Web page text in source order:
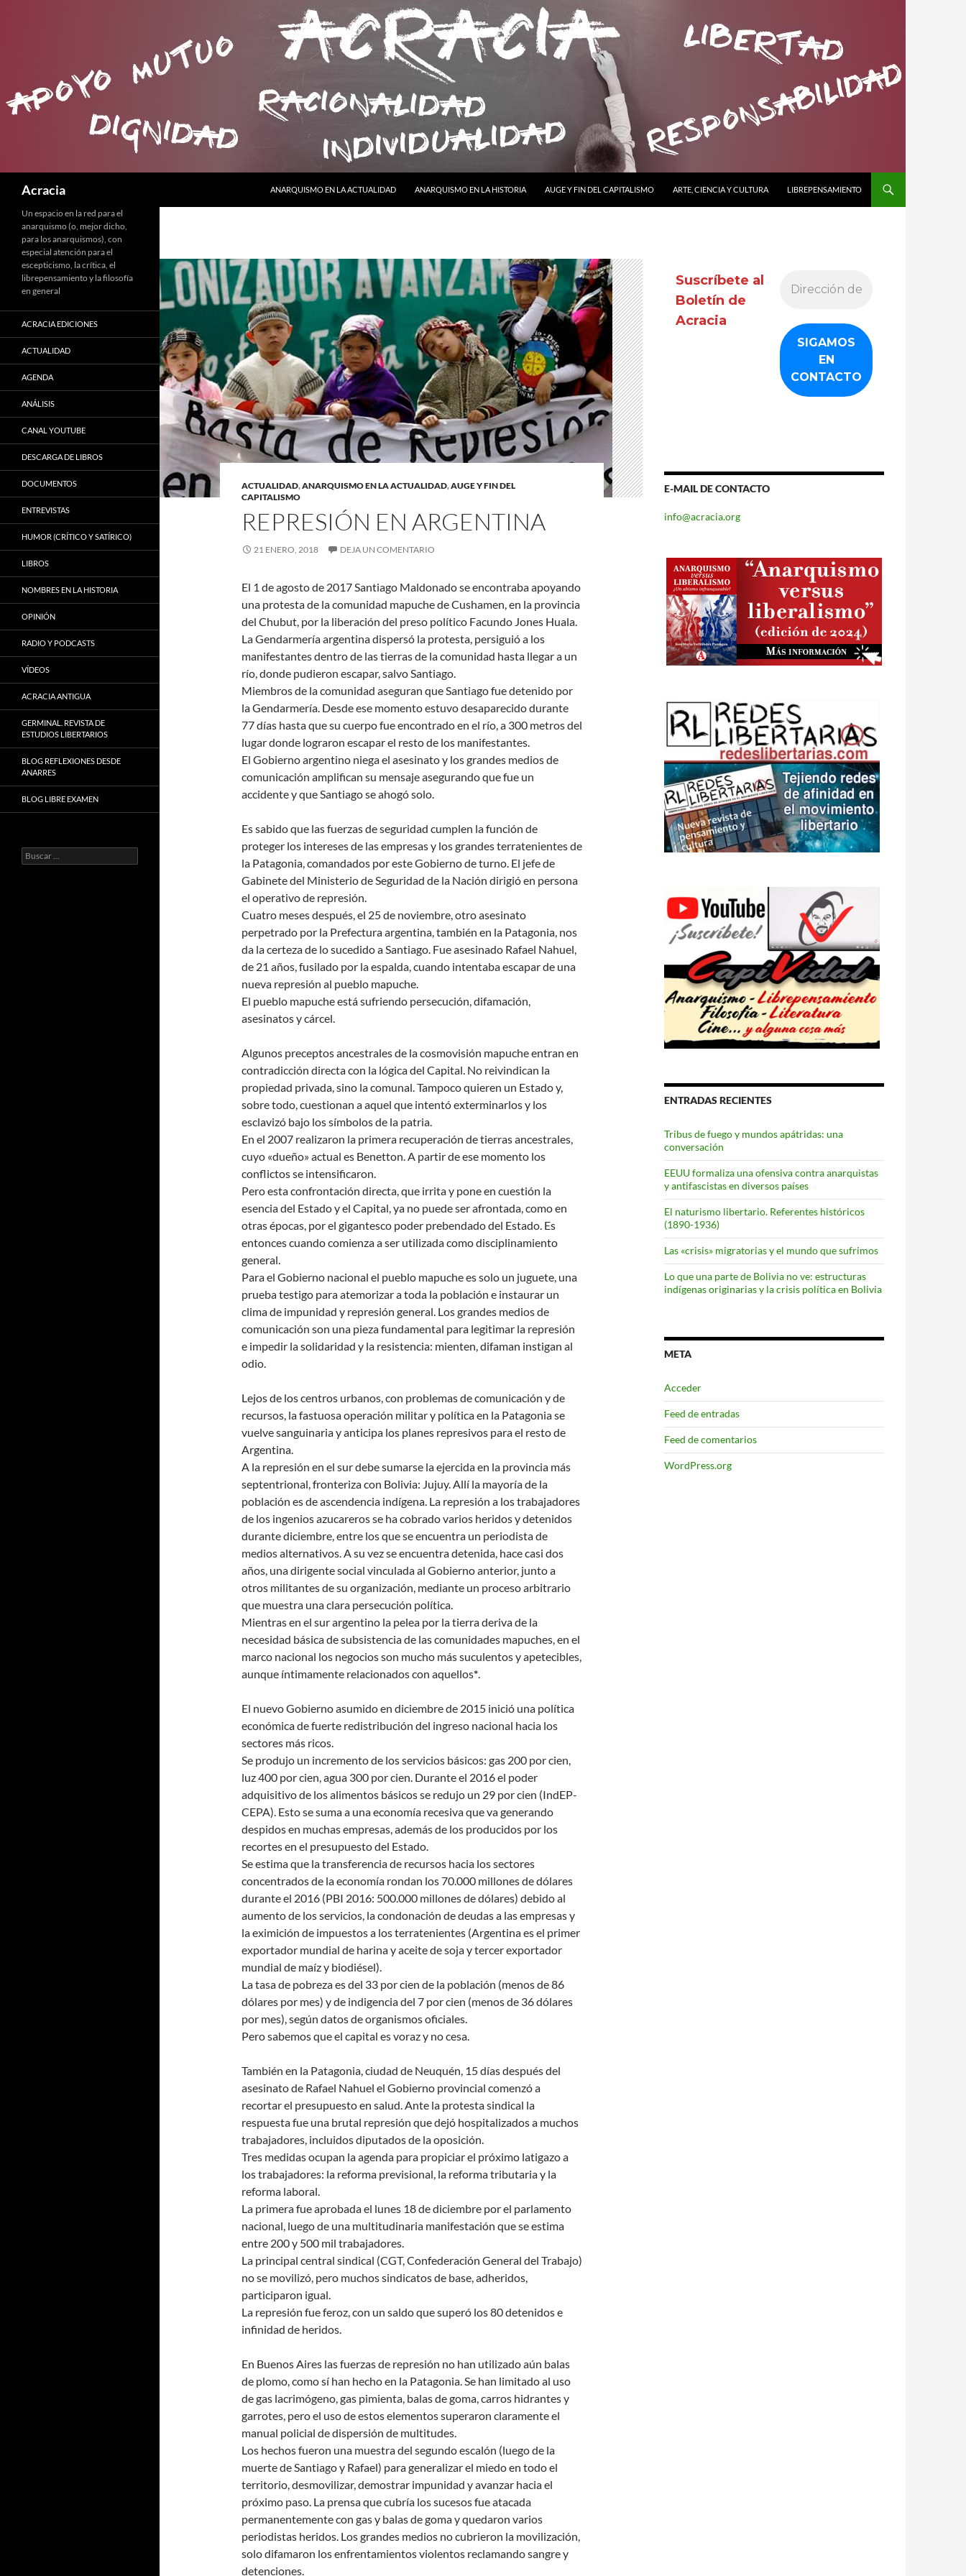
Acracia
ANARQUISMO EN LA ACTUALIDAD
ANARQUISMO EN LA HISTORIA AUGE Y FIN DEL CAPITALISMO ARTE, CIENCIA Y CULTURA LIBREPENSAMIENTO
ACTUALIDAD,ANARQUISMO EN LA ACTUALIDAD,AUGE Y FIN DEL
CAPITALISMO
REPRESIÓN EN ARGENTINA
21 ENERO, 2018 DEJA UN COMENTARIO
El 1 de agosto de 2017 Santiago Maldonado se encontraba apoyando
una protesta de la comunidad mapuche de Cushamen, en la provincia
del Chubut, por la liberación del preso político Facundo Jones Huala.
La Gendarmería argentina dispersó la protesta, persiguió a los
manifestantes dentro de las tierras de la comunidad hasta llegar a un
río, donde pudieron escapar, salvo Santiago.
Miembros de la comunidad aseguran que Santiago fue detenido por
la Gendarmería. Desde ese momento estuvo desaparecido durante
77 días hasta que su cuerpo fue encontrado en el río, a 300 metros del
lugar donde lograron escapar el resto de los manifestantes.
El Gobierno argentino niega el asesinato y los grandes medios de
comunicación amplifican su mensaje asegurando que fue un
accidente y que Santiago se ahogó solo.
Es sabido que las fuerzas de seguridad cumplen la función de
proteger los intereses de las empresas y los grandes terratenientes de
la Patagonia, comandados por este Gobierno de turno. El jefe de
Gabinete del Ministerio de Seguridad de la Nación dirigió en persona
el operativo de represión.
Cuatro meses después, el 25 de noviembre, otro asesinato
perpetrado por la Prefectura argentina, también en la Patagonia, nos
da la certeza de lo sucedido a Santiago. Fue asesinado Rafael Nahuel,
de 21 años, fusilado por la espalda, cuando intentaba escapar de una
nueva represión al pueblo mapuche.
El pueblo mapuche está sufriendo persecución, difamación,
asesinatos y cárcel.
Algunos preceptos ancestrales de la cosmovisión mapuche entran en
contradicción directa con la lógica del Capital. No reivindican la
propiedad privada, sino la comunal. Tampoco quieren un Estado y,
sobre todo, cuestionan a aquel que intentó exterminarlos y los
esclavizó bajo los símbolos de la patria.
En el 2007 realizaron la primera recuperación de tierras ancestrales,
cuyo «dueño» actual es Benetton. A partir de ese momento los
conflictos se intensificaron.
Pero esta confrontación directa, que irrita y pone en cuestión la
esencia del Estado y el Capital, ya no puede ser afrontada, como en
otras épocas, por el gigantesco poder prebendado del Estado. Es
entonces cuando comienza a ser utilizada como disciplinamiento
general.
Para el Gobierno nacional el pueblo mapuche es solo un juguete, una
prueba testigo para atemorizar a toda la población e instaurar un
clima de impunidad y represión general. Los grandes medios de
comunicación son una pieza fundamental para legitimar la represión
e impedir la solidaridad y la resistencia: mienten, difaman instigan al
odio.
Lejos de los centros urbanos, con problemas de comunicación y de
recursos, la fastuosa operación militar y política en la Patagonia se
vuelve sanguinaria y anticipa los planes represivos para el resto de
Argentina.
A la represión en el sur debe sumarse la ejercida en la provincia más
septentrional, fronteriza con Bolivia: Jujuy. Allí la mayoría de la
población es de ascendencia indígena. La represión a los trabajadores
de los ingenios azucareros se ha cobrado varios heridos y detenidos
durante diciembre, entre los que se encuentra un periodista de
medios alternativos. A su vez se encuentra detenida, hace casi dos
años, una dirigente social vinculada al Gobierno anterior, junto a
otros militantes de su organización, mediante un proceso arbitrario
que muestra una clara persecución política.
Mientras en el sur argentino la pelea por la tierra deriva de la
necesidad básica de subsistencia de las comunidades mapuches, en el
marco nacional los negocios son mucho más suculentos y apetecibles,
aunque íntimamente relacionados con aquellos*.
El nuevo Gobierno asumido en diciembre de 2015 inició una política
económica de fuerte redistribución del ingreso nacional hacia los
sectores más ricos.
Se produjo un incremento de los servicios básicos: gas 200 por cien,
luz 400 por cien, agua 300 por cien. Durante el 2016 el poder
adquisitivo de los alimentos básicos se redujo un 29 por cien (IndEP-
CEPA). Esto se suma a una economía recesiva que va generando
despidos en muchas empresas, además de los producidos por los
recortes en el presupuesto del Estado.
Se estima que la transferencia de recursos hacia los sectores
concentrados de la economía rondan los 70.000 millones de dólares
durante el 2016 (PBI 2016: 500.000 millones de dólares) debido al
aumento de los servicios, la condonación de deudas a las empresas y
la eximición de impuestos a los terratenientes (Argentina es el primer
exportador mundial de harina y aceite de soja y tercer exportador
mundial de maíz y biodiésel).
La tasa de pobreza es del 33 por cien de la población (menos de 86
dólares por mes) y de indigencia del 7 por cien (menos de 36 dólares
por mes), según datos de organismos oficiales.
Pero sabemos que el capital es voraz y no cesa.
También en la Patagonia, ciudad de Neuquén, 15 días después del
asesinato de Rafael Nahuel el Gobierno provincial comenzó a
recortar el presupuesto en salud. Ante la protesta sindical la
respuesta fue una brutal represión que dejó hospitalizados a muchos
trabajadores, incluidos diputados de la oposición.
Tres medidas ocupan la agenda para propiciar el próximo latigazo a
los trabajadores: la reforma previsional, la reforma tributaria y la
reforma laboral.
La primera fue aprobada el lunes 18 de diciembre por el parlamento
nacional, luego de una multitudinaria manifestación que se estima
entre 200 y 500 mil trabajadores.
La principal central sindical (CGT, Confederación General del Trabajo)
no se movilizó, pero muchos sindicatos de base, adheridos,
participaron igual.
La represión fue feroz, con un saldo que superó los 80 detenidos e
infinidad de heridos.
En Buenos Aires las fuerzas de represión no han utilizado aún balas
de plomo, como sí han hecho en la Patagonia. Se han limitado al uso
de gas lacrimógeno, gas pimienta, balas de goma, carros hidrantes y
garrotes, pero el uso de estos elementos superaron claramente el
manual policial de dispersión de multitudes.
Los hechos fueron una muestra del segundo escalón (luego de la
muerte de Santiago y Rafael) para generalizar el miedo en todo el
territorio, desmovilizar, demostrar impunidad y avanzar hacia el
próximo paso. La prensa que cubría los sucesos fue atacada
permanentemente con gas y balas de goma y quedaron varios
periodistas heridos. Los grandes medios no cubrieron la movilización,
solo difamaron los enfrentamientos violentos reclamando sangre y
detenciones.
Suscríbete al
Boletín de
Acracia
E-MAIL DE CONTACTO
info@acracia.org
ENTRADAS RECIENTES
Tribus de fuego y mundos apátridas: una
conversación
EEUU formaliza una ofensiva contra anarquistas
y antifascistas en diversos países
El naturismo libertario. Referentes históricos
(1890-1936)
Las «crisis» migratorias y el mundo que sufrimos
Lo que una parte de Bolivia no ve: estructuras
indígenas originarias y la crisis política en Bolivia
META
Acceder
Feed de entradas
Feed de comentarios
WordPress.org
Un espacio en la red para el
anarquismo (o, mejor dicho,
para los anarquismos), con
especial atención para el
escepticismo, la crítica, el
librepensamiento y la filosofía
en general
ACRACIA EDICIONES
ACTUALIDAD
AGENDA
ANÁLISIS
CANAL YOUTUBE
DESCARGA DE LIBROS
DOCUMENTOS
ENTREVISTAS
HUMOR (CRÍTICO Y SATÍRICO)
LIBROS
NOMBRES EN LA HISTORIA
OPINIÓN
RADIO Y PODCASTS
VÍDEOS
ACRACIA ANTIGUA
GERMINAL. REVISTA DE
ESTUDIOS LIBERTARIOS
BLOG REFLEXIONES DESDE
ANARRES
BLOG LIBRE EXAMEN
Buscar: